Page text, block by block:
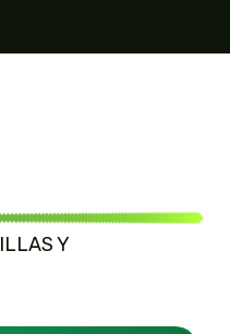
Y